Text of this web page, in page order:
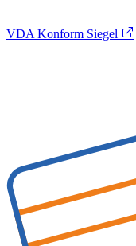
VDA Konform Siegel